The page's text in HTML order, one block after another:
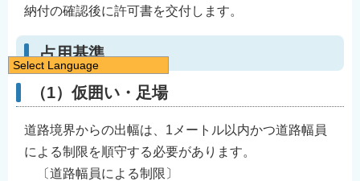
納付の確認後に許可書を交付します。
占用基準
（1）仮囲い・足場
道路境界からの出幅は、1メートル以内かつ道路幅員
による制限を順守する必要があります。
〔道路幅員による制限〕
Select Language
日本語
English
简体中文
繁體中文